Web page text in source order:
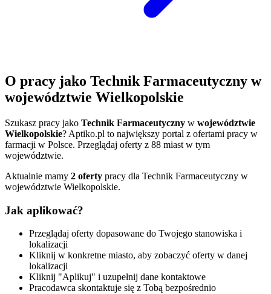
O pracy jako Technik Farmaceutyczny w
województwie Wielkopolskie
Szukasz pracy jako Technik Farmaceutyczny w województwie
Wielkopolskie? Aptiko.pl to największy portal z ofertami pracy w
farmacji w Polsce. Przeglądaj oferty z 88 miast w tym
województwie.
Aktualnie mamy 2 oferty pracy dla Technik Farmaceutyczny w
województwie Wielkopolskie.
Jak aplikować?
Przeglądaj oferty dopasowane do Twojego stanowiska i
lokalizacji
Kliknij w konkretne miasto, aby zobaczyć oferty w danej
lokalizacji
Kliknij "Aplikuj" i uzupełnij dane kontaktowe
Pracodawca skontaktuje się z Tobą bezpośrednio